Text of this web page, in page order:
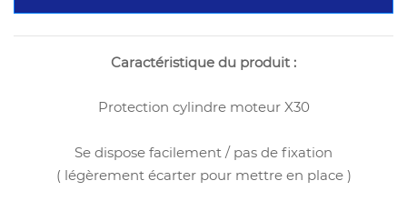
Caractéristique du produit :
Protection cylindre moteur X30
Se dispose facilement / pas de fixation
( légèrement écarter pour mettre en place )